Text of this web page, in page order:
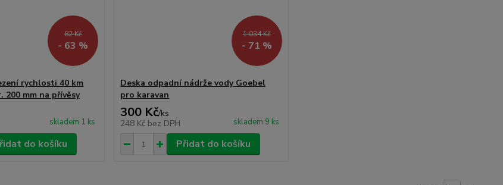
82 Kč
- 63 %
rychlosti 40 km
mm na přívěsy
skladem 1 ks
do košíku
1 034 Kč
- 71 %
Deska odpadní nádrže vody Goebel
pro karavan
300 Kč/ks
248 Kč bez DPH skladem 9 ks
Přidat do košíku